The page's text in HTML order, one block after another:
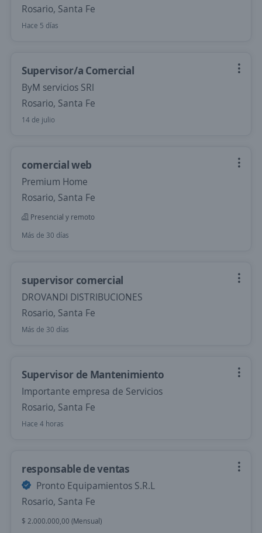
Rosario, Santa Fe
Hace 5 días
Supervisor/a Comercial
ByM servicios SRl
Rosario, Santa Fe
14 de julio
comercial web
Premium Home
Rosario, Santa Fe
Presencial y remoto
Más de 30 días
supervisor comercial
DROVANDI DISTRIBUCIONES
Rosario, Santa Fe
Más de 30 días
Supervisor de Mantenimiento
Importante empresa de Servicios
Rosario, Santa Fe
Hace 4 horas
responsable de ventas
Pronto Equipamientos S.R.L
Rosario, Santa Fe
$ 2.000.000,00 (Mensual)